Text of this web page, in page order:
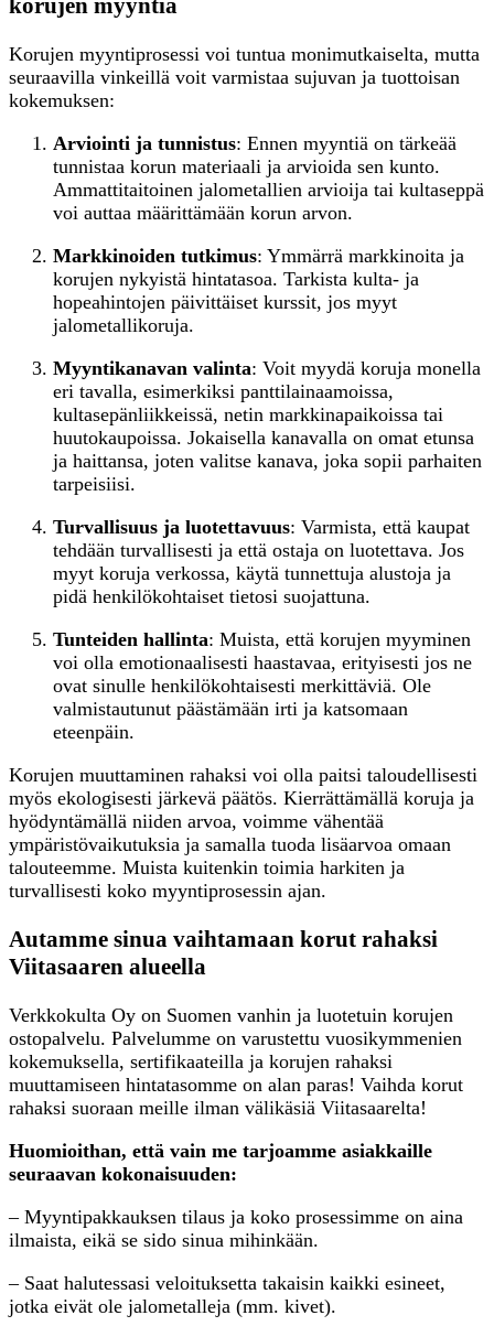
korujen myyntiä
Korujen myyntiprosessi voi tuntua monimutkaiselta, mutta
seuraavilla vinkeillä voit varmistaa sujuvan ja tuottoisan
kokemuksen:
Arviointi ja tunnistus: Ennen myyntiä on tärkeää
tunnistaa korun materiaali ja arvioida sen kunto.
Ammattitaitoinen jalometallien arvioija tai kultaseppä
voi auttaa määrittämään korun arvon.
Markkinoiden tutkimus: Ymmärrä markkinoita ja
korujen nykyistä hintatasoa. Tarkista kulta- ja
hopeahintojen päivittäiset kurssit, jos myyt
jalometallikoruja.
Myyntikanavan valinta: Voit myydä koruja monella
eri tavalla, esimerkiksi panttilainaamoissa,
kultasepänliikkeissä, netin markkinapaikoissa tai
huutokaupoissa. Jokaisella kanavalla on omat etunsa
ja haittansa, joten valitse kanava, joka sopii parhaiten
tarpeisiisi.
Turvallisuus ja luotettavuus: Varmista, että kaupat
tehdään turvallisesti ja että ostaja on luotettava. Jos
myyt koruja verkossa, käytä tunnettuja alustoja ja
pidä henkilökohtaiset tietosi suojattuna.
Tunteiden hallinta: Muista, että korujen myyminen
voi olla emotionaalisesti haastavaa, erityisesti jos ne
ovat sinulle henkilökohtaisesti merkittäviä. Ole
valmistautunut päästämään irti ja katsomaan
eteenpäin.
Korujen muuttaminen rahaksi voi olla paitsi taloudellisesti
myös ekologisesti järkevä päätös. Kierrättämällä koruja ja
hyödyntämällä niiden arvoa, voimme vähentää
ympäristövaikutuksia ja samalla tuoda lisäarvoa omaan
talouteemme. Muista kuitenkin toimia harkiten ja
turvallisesti koko myyntiprosessin ajan.
Autamme sinua vaihtamaan korut rahaksi
Viitasaaren alueella
Verkkokulta Oy on Suomen vanhin ja luotetuin korujen
ostopalvelu. Palvelumme on varustettu vuosikymmenien
kokemuksella, sertifikaateilla ja korujen rahaksi
muuttamiseen hintatasomme on alan paras! Vaihda korut
rahaksi suoraan meille ilman välikäsiä Viitasaarelta!
Huomioithan, että vain me tarjoamme asiakkaille
seuraavan kokonaisuuden:
– Myyntipakkauksen tilaus ja koko prosessimme on aina
ilmaista, eikä se sido sinua mihinkään.
– Saat halutessasi veloituksetta takaisin kaikki esineet,
jotka eivät ole jalometalleja (mm. kivet).